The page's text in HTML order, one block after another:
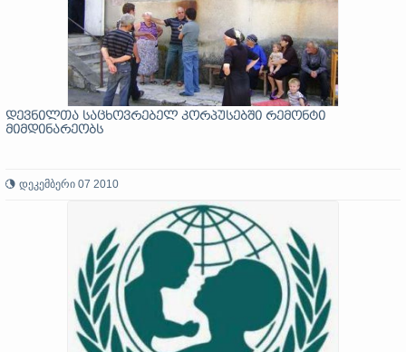
დევნილთა საცხოვრებელ კორპუსებში რემონტი
მიმდინარეობს
დეკემბერი 07 2010